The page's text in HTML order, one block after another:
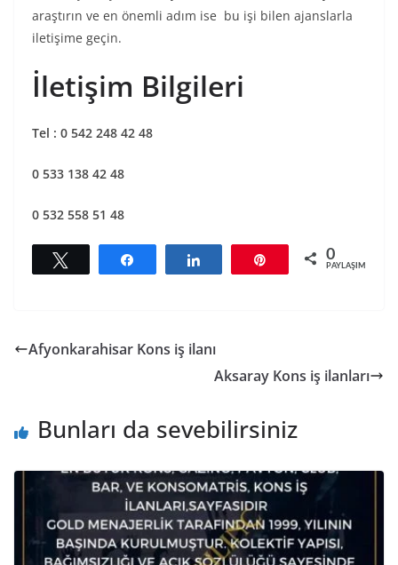
araştırın ve en önemli adım ise bu işi bilen ajanslarla
iletişime geçin.
İletişim Bilgileri
Tel : 0 542 248 42 48
0 533 138 42 48
0 532 558 51 48
Tweetle 0
PAYLAŞIMLAR
Afyonkarahisar Kons iş ilanı
Aksaray Kons iş ilanları
Bunları da sevebilirsiniz